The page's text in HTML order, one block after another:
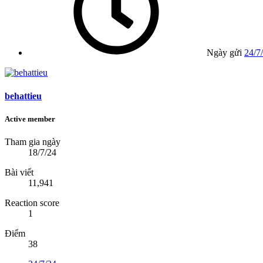
Ngày gửi 24/
behattieu
Active member
Tham gia ngày
18/7/24
Bài viết
11,941
Reaction score
1
Điểm
38